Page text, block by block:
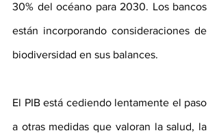
30% del océano para 2030. Los bancos
están incorporando consideraciones de
biodiversidad en sus balances.
El PIB está cediendo lentamente el paso
a otras medidas que valoran la salud, la